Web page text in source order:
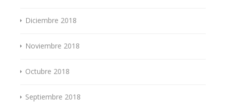
Diciembre 2018
Noviembre 2018
Octubre 2018
Septiembre 2018